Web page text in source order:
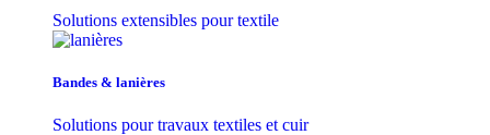
Solutions extensibles pour textile
Bandes & lanières
Solutions pour travaux textiles et cuir